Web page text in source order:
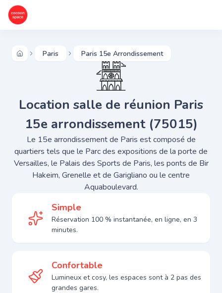
Paris Paris 15e Arrondissement
Location salle de réunion Paris
15e arrondissement (75015)
Le 15e arrondissement de Paris est composé de
quartiers tels que le Parc des expositions de la porte de
Versailles, le Palais des Sports de Paris, les ponts de Bir
Hakeim, Grenelle et de Garigliano ou le centre
Aquaboulevard.
Simple
Réservation 100 % instantanée, en ligne, en 3
minutes.
Confortable
Lumineux et cosy, les espaces sont à 2 pas des
grandes gares.